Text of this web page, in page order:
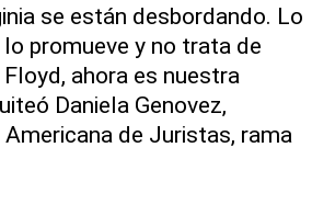
se están desbordando. Lo
promueve y no trata de
ahora es nuestra
Daniela Genovez,
de Juristas, rama